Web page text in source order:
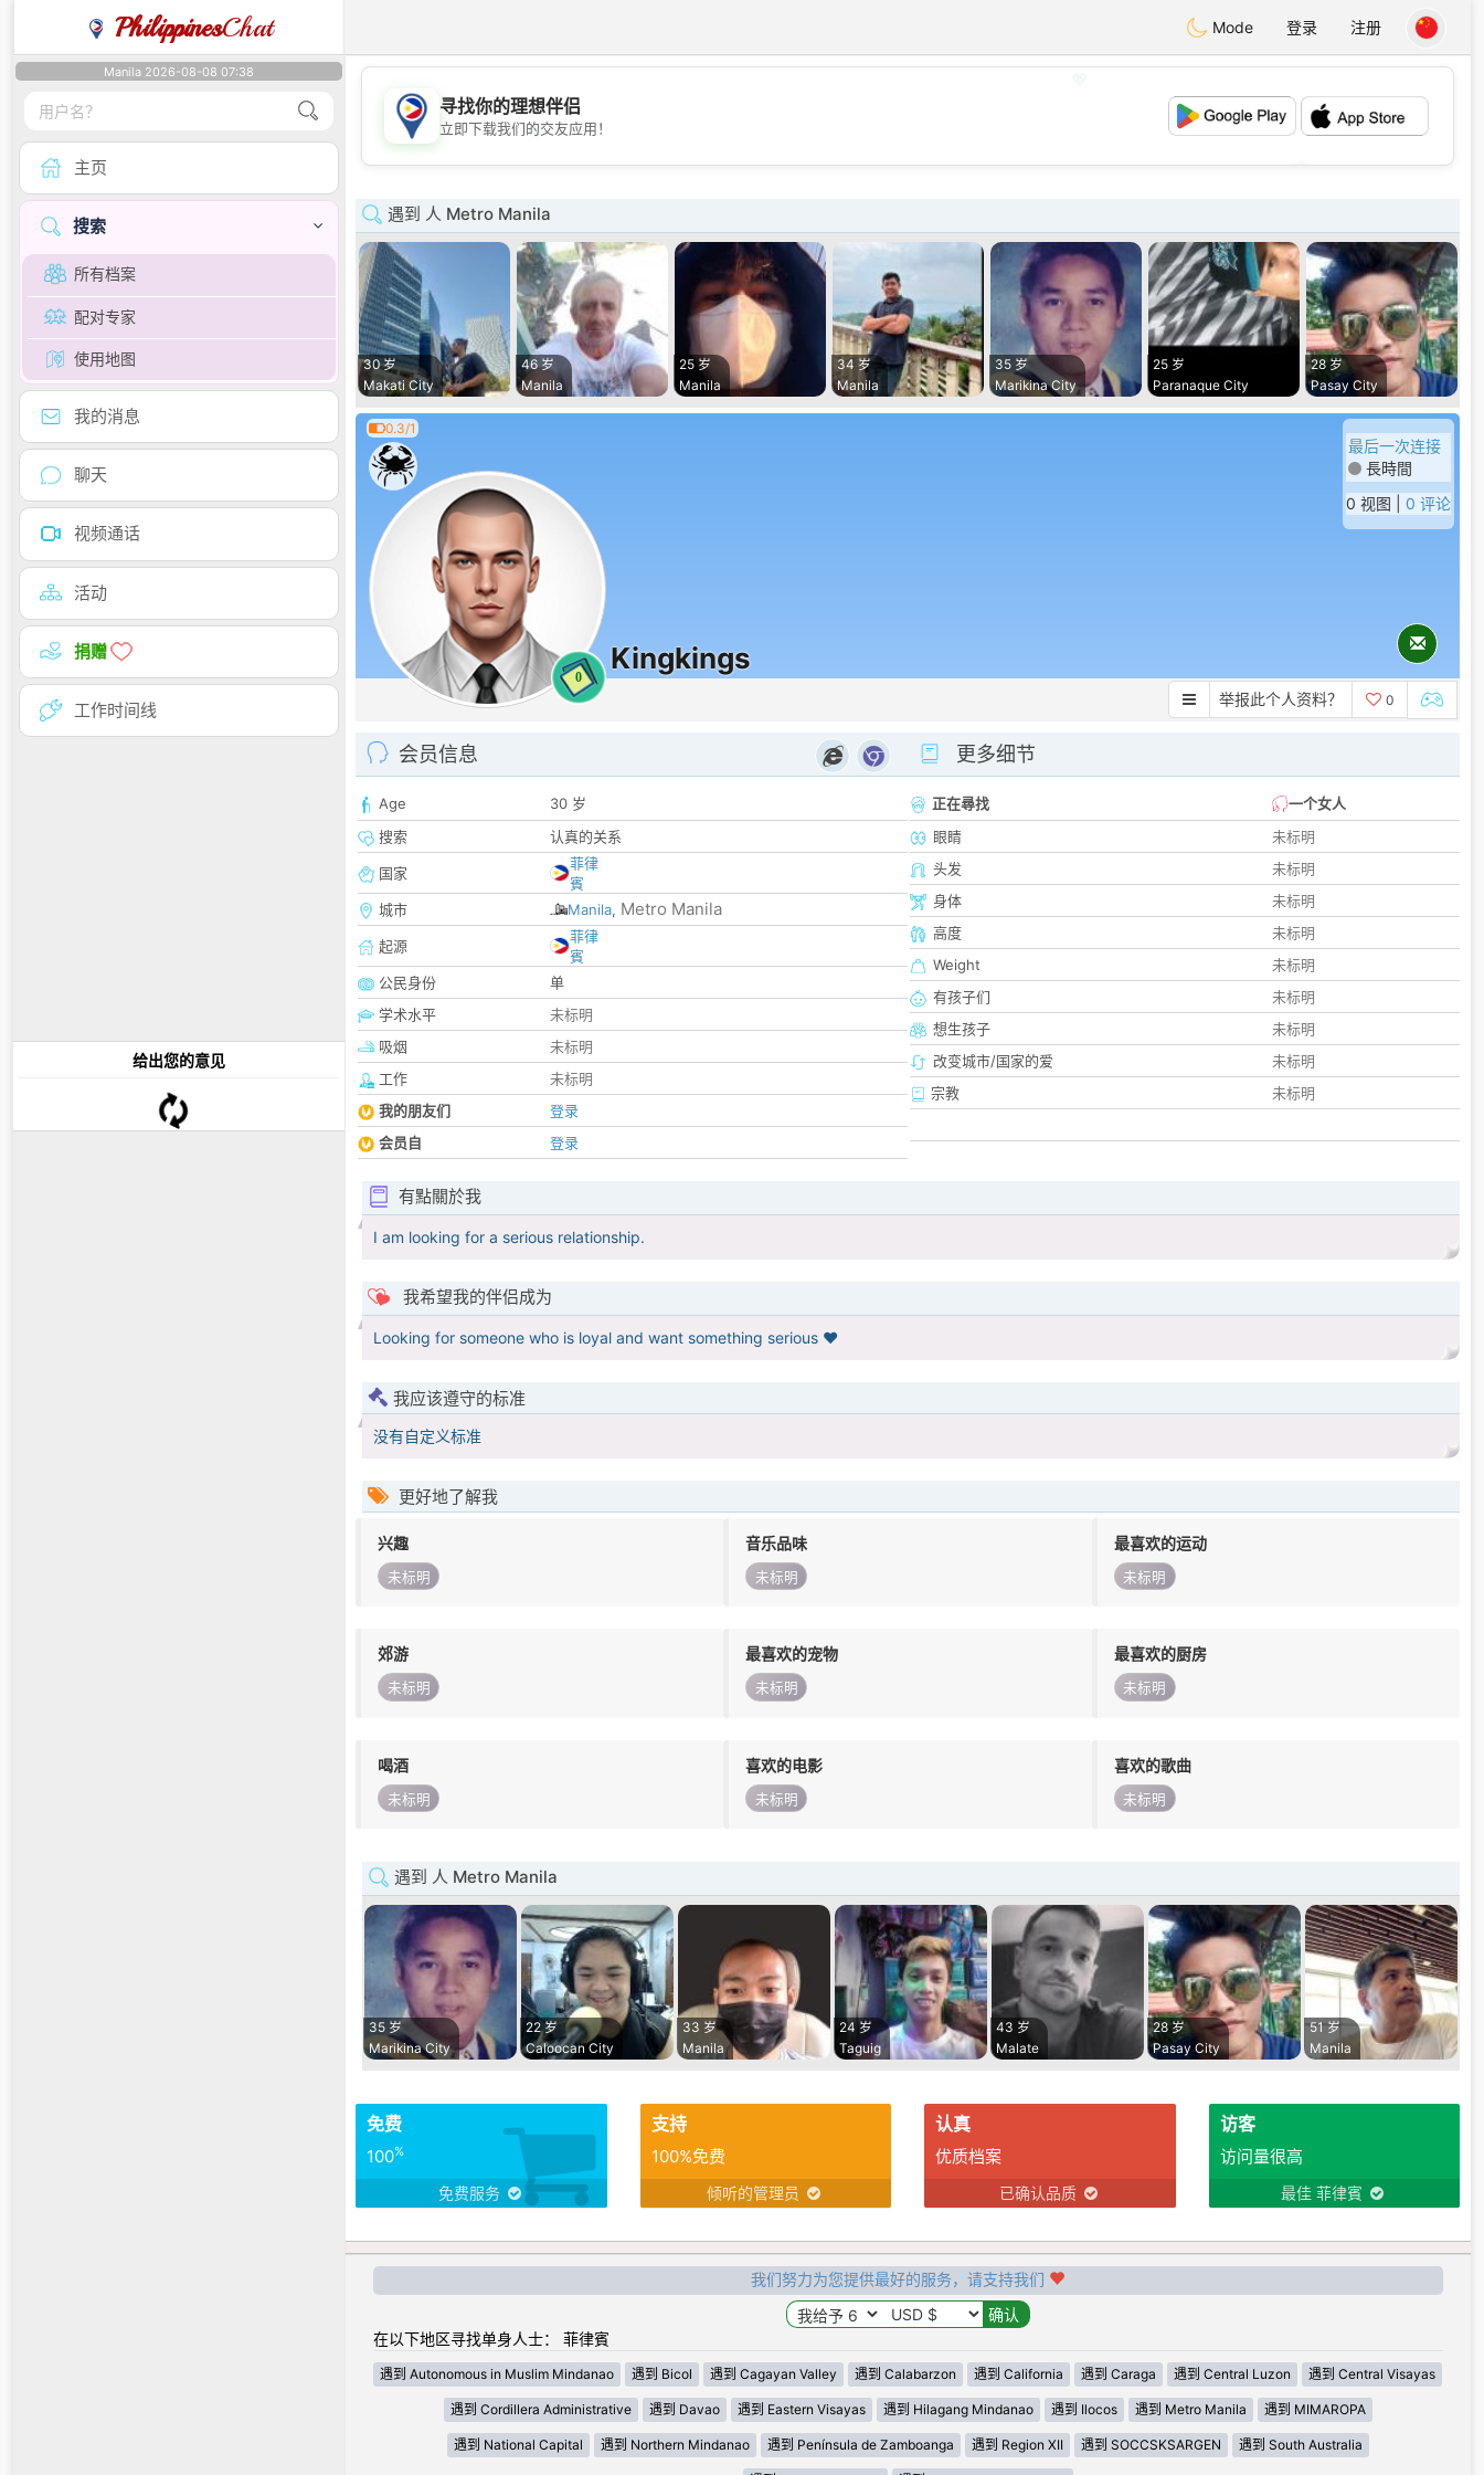
PhilippinesChat Mode 登录 注册
Manila 2026-08-08 07:38
主页
搜索
所有档案
配对专家
使用地图
我的消息
聊天
视频通话
活动
捐赠
工作时间线
给出您的意见
💖
💕
寻找你的理想伴侣
立即下载我们的交友应用！
遇到 人 Metro Manila
30 岁
Makati City
46 岁
Manila
25 岁
Manila
34 岁
Manila
35 岁
Marikina City
25 岁
Paranaque City
28 岁
Pasay City
0.3/1
0
Kingkings
最后一次连接
長時間
0 视图 | 0 评论
举报此个人资料？ 0
会员信息
Age
30 岁
搜索
认真的关系
国家
菲律
賓
城市
Manila, Metro Manila
起源
菲律
賓
公民身份
单
学术水平
未标明
吸烟
未标明
工作
未标明
我的朋友们
登录
会员自
登录
更多细节
正在尋找
一个女人
眼睛
未标明
头发
未标明
身体
未标明
高度
未标明
Weight
未标明
有孩子们
未标明
想生孩子
未标明
改变城市/国家的爱
未标明
宗教
未标明
有點關於我
I am looking for a serious relationship.
我希望我的伴侣成为
Looking for someone who is loyal and want something serious ❤️
我应该遵守的标准
没有自定义标准
更好地了解我
兴趣
未标明
音乐品味
未标明
最喜欢的运动
未标明
郊游
未标明
最喜欢的宠物
未标明
最喜欢的厨房
未标明
喝酒
未标明
喜欢的电影
未标明
喜欢的歌曲
未标明
遇到 人 Metro Manila
35 岁
Marikina City
22 岁
Caloocan City
33 岁
Manila
24 岁
Taguig
43 岁
Malate
28 岁
Pasay City
51 岁
Manila
免费
100%
免费服务
支持
100%免费
倾听的管理员
认真
优质档案
已确认品质
访客
访问量很高
最佳 菲律賓
我们努力为您提供最好的服务，请支持我们
在以下地区寻找单身人士： 菲律賓
遇到 Autonomous in Muslim Mindanao 遇到 Bicol 遇到 Cagayan Valley 遇到 Calabarzon 遇到 California 遇到 Caraga 遇到 Central Luzon 遇到 Central Visayas
遇到 Cordillera Administrative 遇到 Davao 遇到 Eastern Visayas 遇到 Hilagang Mindanao 遇到 Ilocos 遇到 Metro Manila 遇到 MIMAROPA
遇到 National Capital 遇到 Northern Mindanao 遇到 Península de Zamboanga 遇到 Region XII 遇到 SOCCSKSARGEN 遇到 South Australia